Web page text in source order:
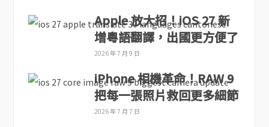
Apple 放大招！iOS 27 新
增粵語翻譯，出國更方便了
2026 年 7 月 9 日
iPhone 相機革命！RAW 9
把每一張照片救回更多細節
2026 年 7 月 7 日